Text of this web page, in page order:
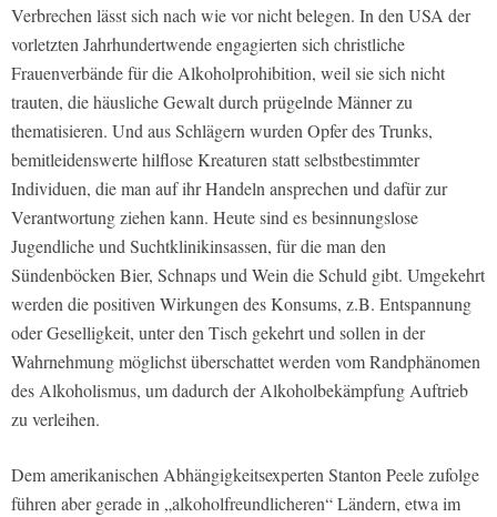
Verbrechen lässt sich nach wie vor nicht belegen. In den USA der
vorletzten Jahrhundertwende engagierten sich christliche
Frauenverbände für die Alkoholprohibition, weil sie sich nicht
trauten, die häusliche Gewalt durch prügelnde Männer zu
thematisieren. Und aus Schlägern wurden Opfer des Trunks,
bemitleidenswerte hilflose Kreaturen statt selbstbestimmter
Individuen, die man auf ihr Handeln ansprechen und dafür zur
Verantwortung ziehen kann. Heute sind es besinnungslose
Jugendliche und Suchtklinikinsassen, für die man den
Sündenböcken Bier, Schnaps und Wein die Schuld gibt. Umgekehrt
werden die positiven Wirkungen des Konsums, z.B. Entspannung
oder Geselligkeit, unter den Tisch gekehrt und sollen in der
Wahrnehmung möglichst überschattet werden vom Randphänomen
des Alkoholismus, um dadurch der Alkoholbekämpfung Auftrieb
zu verleihen.
Dem amerikanischen Abhängigkeitsexperten Stanton Peele zufolge
führen aber gerade in „alkoholfreundlicheren“ Ländern, etwa im